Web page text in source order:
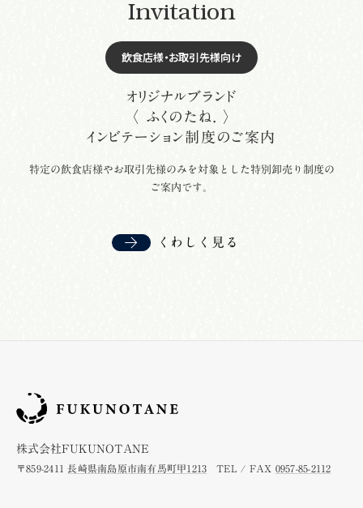
Invitation
飲食店様・お取引先様向け
オリジナルブランド
〈 ふくのたね. 〉
インビテーション制度 のご案内
特定の飲食店様やお取引先様のみを対象とした特別卸売り制度の
ご案内です。
くわしく見る
株式会社FUKUNOTANE
〒859-2411 長崎県南島原市南有馬町甲1213 TEL / FAX 0957-85-2112